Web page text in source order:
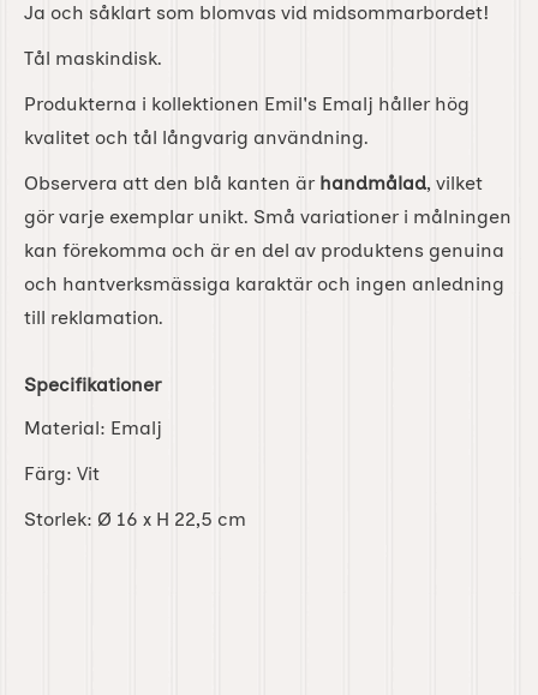
Ja och såklart som blomvas vid midsommarbordet!
Tål maskindisk.
Produkterna i kollektionen Emil's Emalj håller hög
kvalitet och tål långvarig användning.
Observera att den blå kanten är handmålad, vilket
gör varje exemplar unikt. Små variationer i målningen
kan förekomma och är en del av produktens genuina
och hantverksmässiga karaktär och ingen anledning
till reklamation.
Specifikationer
Material: Emalj
Färg: Vit
Storlek: Ø 16 x H 22,5 cm